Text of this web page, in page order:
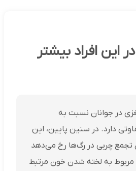
این افراد بیشتر
در جوانان نسبت به
دارد. در سنین پایین، این
تجمع چربی در رگ‌ها رخ می‌دهد
مربوط به لخته شدن خون مرتبط